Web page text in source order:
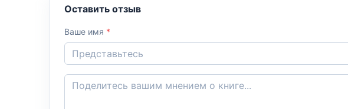
Оставить отзыв
Ваше имя *